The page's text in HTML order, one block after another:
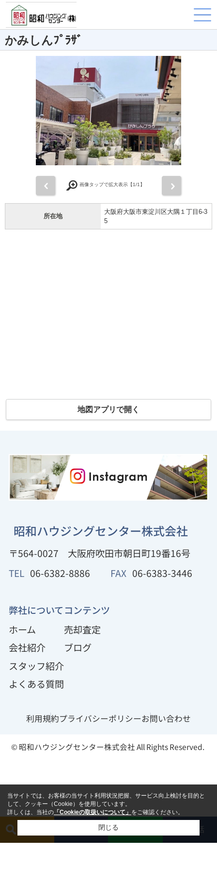
かみしんﾌﾟﾗｻﾞ
画像タップで拡大表示【1/1】
所在地
大阪府大阪市東淀川区大隅１丁目6-3
5
地図アプリで開く
昭和ハウジングセンター株式会社
〒564-0027
大阪府吹田市朝日町19番16号
TEL 06-6382-8886 FAX 06-6383-3446
弊社について
ホーム
会社紹介
スタッフ紹介
よくある質問
コンテンツ
売却査定
ブログ
利用規約プライバシーポリシーお問い合わせ
© 昭和ハウジングセンター株式会社 All Rights Reserved.
相談する 電話
当サイトでは、お客様の当サイト利用状況把握、サービス向上検討を目的と
して、クッキー（Cookie）を使用しています。
詳しくは、当社の 「Cookieの取扱いについて」 をご確認ください。
閉じる